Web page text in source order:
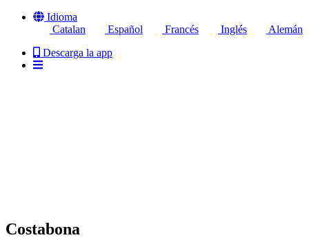
Idioma
Catalan
Español Francés Inglés
Alemán
Descarga la app
Costabona